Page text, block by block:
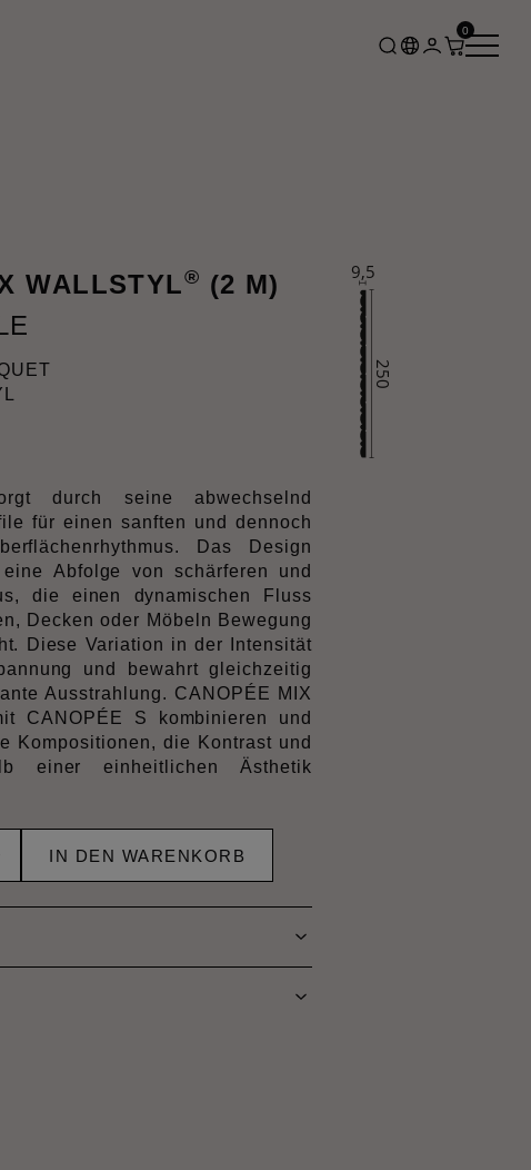
0
WALLSTYL® (2 M)
durch seine abwechselnd
für einen sanften und dennoch
Das Design
Abfolge von schärferen und
die einen dynamischen Fluss
Decken oder Möbeln Bewegung
Diese Variation in der Intensität
und bewahrt gleichzeitig
Ausstrahlung. CANOPÉE MIX
CANOPÉE S kombinieren und
Kompositionen, die Kontrast und
einer einheitlichen Ästhetik
IN DEN WARENKORB